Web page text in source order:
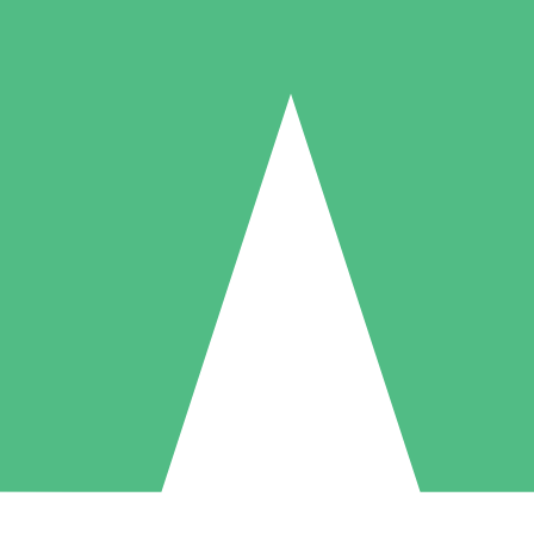
Individuelle Credit-Pakete
nach Bedarf mit Download-Credits. Keine monatliche Verpflichtung